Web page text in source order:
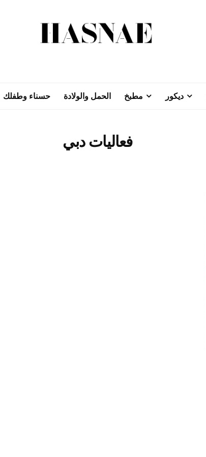
ديكور مطبخ الحمل والولادة حسناء وطفلك
فعاليات دبي